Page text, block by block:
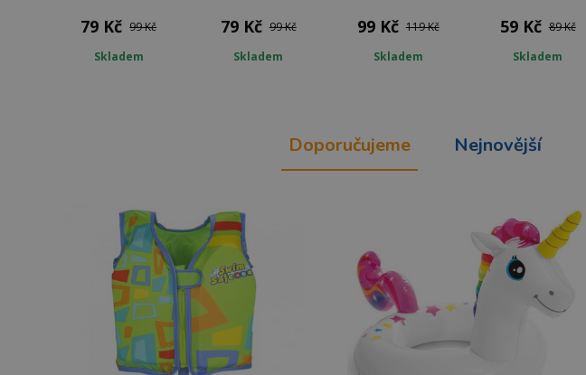
79 Kč 99 Kč
Skladem
79 Kč 99 Kč
Skladem
99 Kč 119 Kč
Skladem
59 Kč 89 Kč
Skladem
Doporučujeme Nejnovější